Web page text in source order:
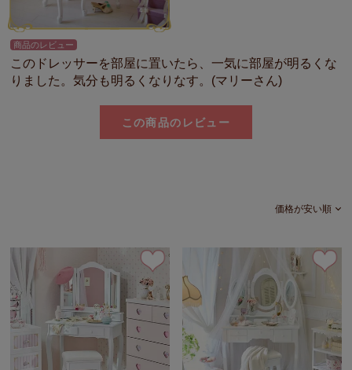
商品のレビュー
このドレッサーを部屋に置いたら、一気に部屋が明るくな
りました。気分も明るくなりなす。(マリーさん)
この商品のレビュー
価格が安い順